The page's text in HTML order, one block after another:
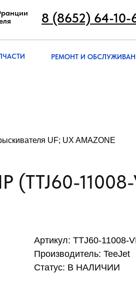
8 (8652) 64-10-
РЕМОНТ И
8 (8652) 64-
UF; UX AMAZONE
(TTJ60-
Артикул: TTJ60-11008-
Производитель: TeeJet
Статус: В НАЛИЧИИ